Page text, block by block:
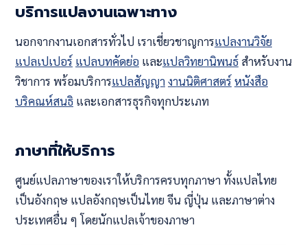
บริการแปลงานเฉพาะทาง
นอกจากงานเอกสารทั่วไป เราเชี่ยวชาญการแปลงานวิจัย
แปลเปเปอร์ แปลบทคัดย่อ และแปลวิทยานิพนธ์ สำหรับงาน
วิชาการ พร้อมบริการแปลสัญญางานนิติศาสตร์ หนังสือ
บริคณห์สนธิ และเอกสารธุรกิจทุกประเภท
ภาษาที่ให้บริการ
ศูนย์แปลภาษาของเราให้บริการครบทุกภาษา ทั้งแปลไทย
เป็นอังกฤษ แปลอังกฤษเป็นไทย จีน ญี่ปุ่น และภาษาต่าง
ประเทศอื่น ๆ โดยนักแปลเจ้าของภาษา